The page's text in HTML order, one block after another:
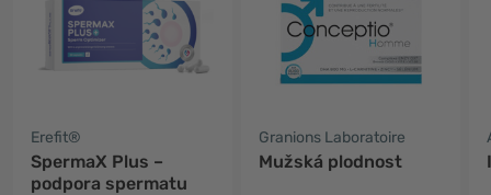
Erefit®
SpermaX Plus –
podpora spermatu
Granions Laboratoire
Mužská plodnost